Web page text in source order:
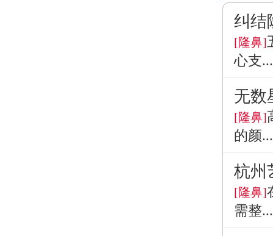
纠结
[隆鼻]
心支...
无数
[隆鼻]
的颜...
杭州
[隆鼻]
需整...